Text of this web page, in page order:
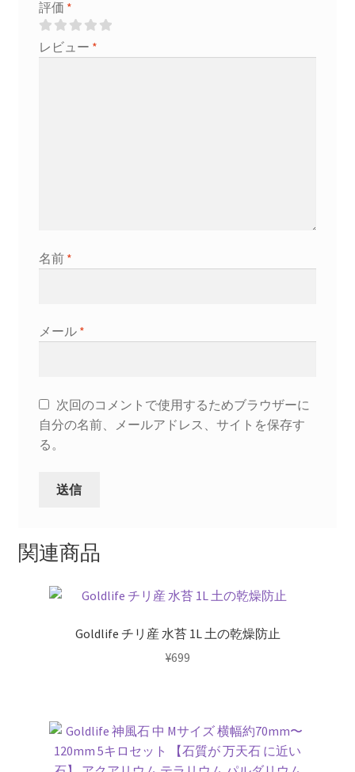
ム
評価 *
レビュー *
名前 *
メール *
次回のコメントで使用するためブラウザーに
自分の名前、メールアドレス、サイトを保存す
る。
関連商品
Goldlife チリ産 水苔 1L 土の乾燥防止
¥699